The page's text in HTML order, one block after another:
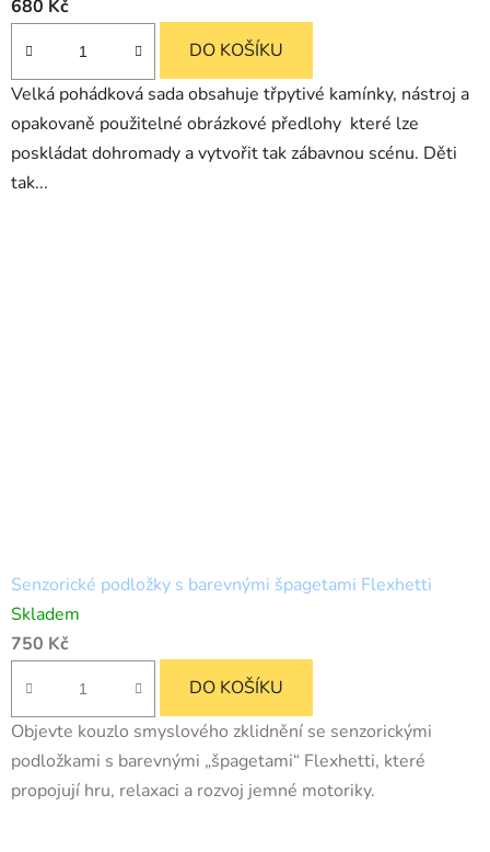
680 Kč
DO KOŠÍKU
Velká pohádková sada obsahuje třpytivé kamínky, nástroj a
opakovaně použitelné obrázkové předlohy které lze
poskládat dohromady a vytvořit tak zábavnou scénu. Děti
tak...
Senzorické podložky s barevnými špagetami Flexhetti
Skladem
750 Kč
DO KOŠÍKU
Objevte kouzlo smyslového zklidnění se senzorickými
podložkami s barevnými „špagetami“ Flexhetti, které
propojují hru, relaxaci a rozvoj jemné motoriky.